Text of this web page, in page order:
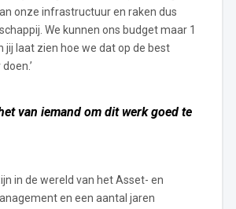
onze infrastructuur en raken dus
We kunnen ons budget maar 1
jij laat zien hoe we dat op de best
van iemand om dit werk goed te
in de wereld van het Asset- en
en een aantal jaren